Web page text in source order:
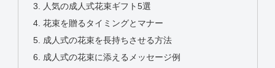
人気の成人式花束ギフト5選
花束を贈るタイミングとマナー
成人式の花束を長持ちさせる方法
成人式の花束に添えるメッセージ例